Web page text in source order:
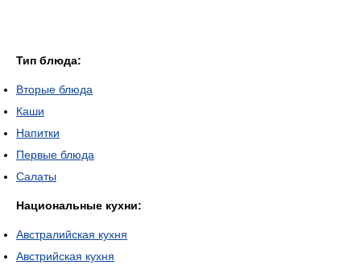
Тип блюда:
Вторые блюда
Каши
Напитки
Первые блюда
Салаты
Национальные кухни:
Австралийская кухня
Австрийская кухня